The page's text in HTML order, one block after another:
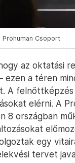
Prohuman Csoport
az oktatási
ezen a téren
A
elérni. A
8 országban
egy
tervet